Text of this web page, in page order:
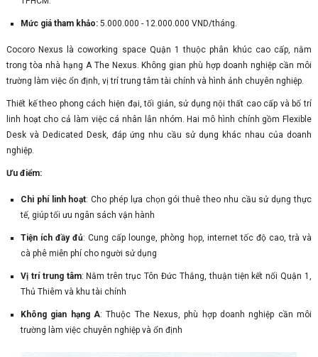
Mức giá tham khảo:5.000.000 - 12.000.000 VND/tháng.
Cocoro Nexus là coworking space Quận 1 thuộc phân khúc cao cấp, nằm
trong tòa nhà hạng A The Nexus. Không gian phù hợp doanh nghiệp cần môi
trường làm việc ổn định, vị trí trung tâm tài chính và hình ảnh chuyên nghiệp.
Thiết kế theo phong cách hiện đại, tối giản, sử dụng nội thất cao cấp và bố trí
linh hoạt cho cả làm việc cá nhân lẫn nhóm. Hai mô hình chính gồm Flexible
Desk và Dedicated Desk, đáp ứng nhu cầu sử dụng khác nhau của doanh
nghiệp.
Ưu điểm:
Chi phí linh hoạt: Cho phép lựa chọn gói thuê theo nhu cầu sử dụng thực
tế, giúp tối ưu ngân sách vận hành
Tiện ích đầy đủ: Cung cấp lounge, phòng họp, internet tốc độ cao, trà và
cà phê miễn phí cho người sử dụng
Vị trí trung tâm: Nằm trên trục Tôn Đức Thắng, thuận tiện kết nối Quận 1,
Thủ Thiêm và khu tài chính
Không gian hạng A: Thuộc The Nexus, phù hợp doanh nghiệp cần môi
trường làm việc chuyên nghiệp và ổn định